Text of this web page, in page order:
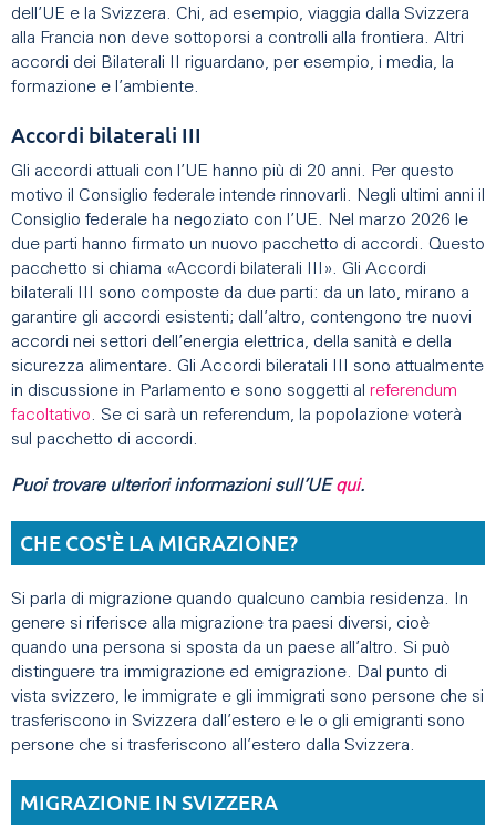
dell’UE e la Svizzera. Chi, ad esempio, viaggia dalla Svizzera
alla Francia non deve sottoporsi a controlli alla frontiera. Altri
accordi dei Bilaterali II riguardano, per esempio, i media, la
formazione e l’ambiente.
Accordi bilaterali III
Gli accordi attuali con l’UE hanno più di 20 anni. Per questo
motivo il Consiglio federale intende rinnovarli. Negli ultimi anni il
Consiglio federale ha negoziato con l’UE. Nel marzo 2026 le
due parti hanno firmato un nuovo pacchetto di accordi. Questo
pacchetto si chiama «Accordi bilaterali III». Gli Accordi
bilaterali III sono composte da due parti: da un lato, mirano a
garantire gli accordi esistenti; dall’altro, contengono tre nuovi
accordi nei settori dell’energia elettrica, della sanità e della
sicurezza alimentare. Gli Accordi bileratali III sono attualmente
in discussione in Parlamento e sono soggetti al referendum
facoltativo. Se ci sarà un referendum, la popolazione voterà
sul pacchetto di accordi.
Puoi trovare ulteriori informazioni sull’UE qui.
CHE COS'È LA MIGRAZIONE?
Si parla di migrazione quando qualcuno cambia residenza. In
genere si riferisce alla migrazione tra paesi diversi, cioè
quando una persona si sposta da un paese all’altro. Si può
distinguere tra immigrazione ed emigrazione. Dal punto di
vista svizzero, le immigrate e gli immigrati sono persone che si
trasferiscono in Svizzera dall’estero e le o gli emigranti sono
persone che si trasferiscono all’estero dalla Svizzera.
MIGRAZIONE IN SVIZZERA